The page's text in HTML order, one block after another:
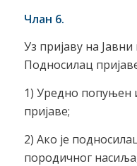
Члан 6.
Уз пријаву на
Подносилац
1) Уредно попуњен
пријаве;
2) Ако је
породичног